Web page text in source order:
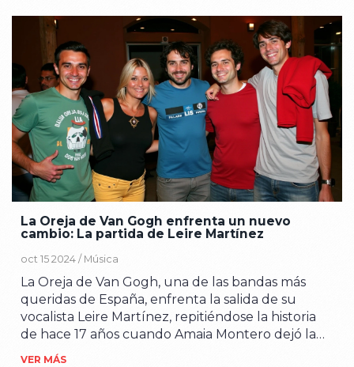
La Oreja de Van Gogh enfrenta un nuevo
cambio: La partida de Leire Martínez
oct 15 2024 / Música
La Oreja de Van Gogh, una de las bandas más
queridas de España, enfrenta la salida de su
vocalista Leire Martínez, repitiéndose la historia
de hace 17 años cuando Amaia Montero dejó la
agrupación para seguir una carrera en solitario.
VER MÁS